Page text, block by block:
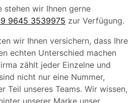
stehen wir Ihnen gerne
9645 3539975 zur Verfügung.
wir Ihnen versichern, dass Ihre
echten Unterschied machen
zählt jeder Einzelne und
nicht nur eine Nummer,
Teil unseres Teams. Wir wissen,